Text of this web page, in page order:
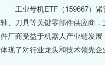
工业母机ETF（159667）紧
轴、刀具等关键零部件供应商
件厂商受益于机器人产业链发
体现了对行业龙头和技术领先企